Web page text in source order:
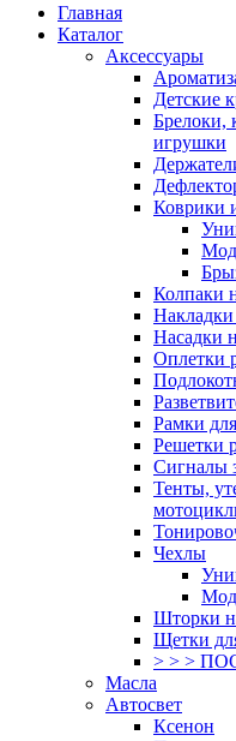
Главная
Каталог
Аксессуары
Детские
Брелоки,
игрушки
Коврики
Колпаки
Накладки
Насадки
Оплетки
Рамки
Решетки
Сигналы
Тенты,
Чехлы
Шторки
Щетки
> > >
Масла
Автосвет
Ксенон